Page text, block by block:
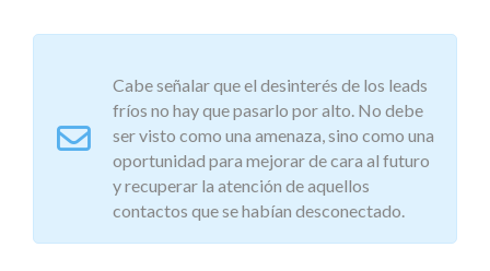
Cabe señalar que el desinterés de los leads
fríos no hay que pasarlo por alto. No debe
ser visto como una amenaza, sino como una
oportunidad para mejorar de cara al futuro
y recuperar la atención de aquellos
contactos que se habían desconectado.